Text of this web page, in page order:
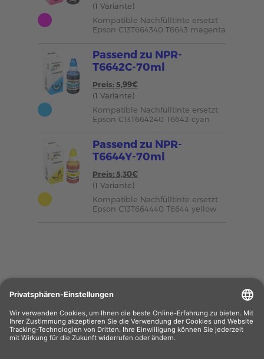
(1 Variante)
Kompatible Nachfülltinte ersetzt
Epson C13T664340 T6643 magenta
Passend zu NPR-
T6642C-70ml
Preis: 5,99€
(1 Variante)
Kompatible Nachfülltinte ersetzt
Epson C13T664240 T6642 cyan
Passend zu NPR-
T6644Y-70ml
Preis: 5,30€
(1 Variante)
Kompatible Nachfülltinte ersetzt
Epson C13T664440 T6644 yellow